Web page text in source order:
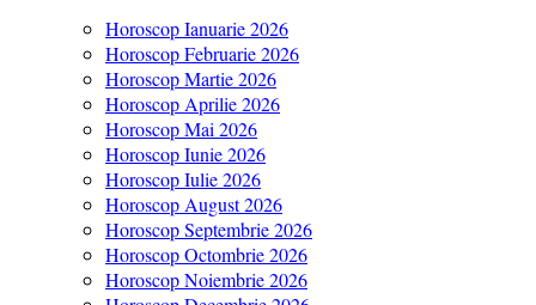
Horoscop Ianuarie 2026
Horoscop Februarie 2026
Horoscop Martie 2026
Horoscop Aprilie 2026
Horoscop Mai 2026
Horoscop Iunie 2026
Horoscop Iulie 2026
Horoscop August 2026
Horoscop Septembrie 2026
Horoscop Octombrie 2026
Horoscop Noiembrie 2026